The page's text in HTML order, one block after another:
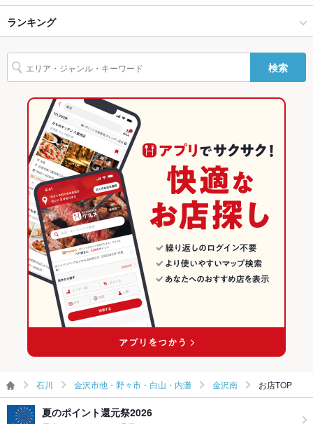
設備
Wi-Fi なし
バリアフリ
ー
なし ：少し段差があります！
あり ：12台止めることができます
その他設備 －
その他
飲み放題 あり ：宴会コースになります。
食べ放題 なし ：なし
カクテル充実、焼酎充実、日本酒充実、ワイン充実
お子様連れ お子様連れ歓迎 ：お子様に大人気メニューも豊富！
ー二次会
詳しくはお店までお問い合わせください！
お祝い・サ
備考
金沢市他・野々市・白山・内灘 × 洋・和洋・各国料理・その他
野町駅 × 居酒屋
野町駅 × 洋・和洋・各国料理・その他
金沢南 × 洋・和洋・各国料理・その他
石川
石川 × 居酒屋
石川 × 洋・和洋・各国料理・その他
手羽先 からあげ フライドポテト
牛タン
ランキング
石川のグルメランキング
石川の居酒屋ランキング
金沢市他・野々市・白山・内灘のグルメランキング
金沢市他・野々市・白山・内灘の居酒屋ランキング
金沢南のグルメランキング
金沢南の居酒屋ランキング
検索
石川 金沢市他・野々市・白山・内灘 金沢南 お店TOP
夏のポイント還元祭2026